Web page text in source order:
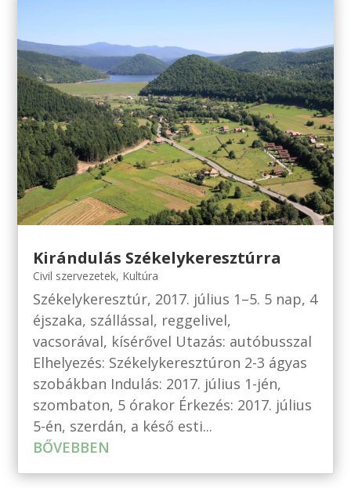
Kirándulás Székelykeresztúrra
Civil szervezetek, Kultúra
Székelykeresztúr, 2017. július 1–5. 5 nap, 4
éjszaka, szállással, reggelivel,
vacsorával, kísérővel Utazás: autóbusszal
Elhelyezés: Székelykeresztúron 2-3 ágyas
szobákban Indulás: 2017. július 1-jén,
szombaton, 5 órakor Érkezés: 2017. július
5-én, szerdán, a késő esti...
BŐVEBBEN